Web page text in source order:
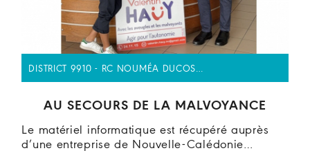
DISTRICT 9910 - RC NOUMÉA DUCOS…
AU SECOURS DE LA MALVOYANCE
Le matériel informatique est récupéré auprès
d’une entreprise de Nouvelle-Calédonie…